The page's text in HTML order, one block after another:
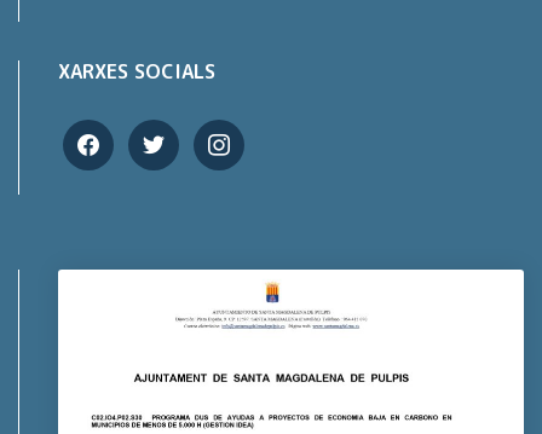
XARXES SOCIALS
facebooktwitter instagram